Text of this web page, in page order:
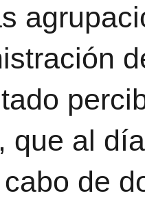
que al
de